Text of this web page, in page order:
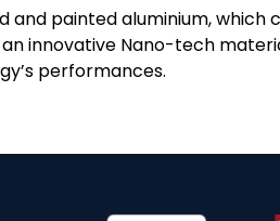
and painted aluminium,
an innovative Nano-tech
performances.